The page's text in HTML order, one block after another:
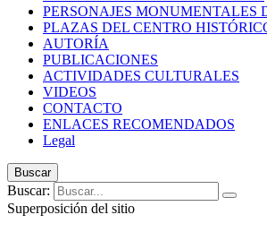
PERSONAJES MONUMENTALES
PLAZAS DEL CENTRO
AUTORÍA
PUBLICACIONES
ACTIVIDADES CULTURALES
VIDEOS
CONTACTO
ENLACES RECOMENDADOS
Legal
Buscar
Buscar:
Superposición del sitio